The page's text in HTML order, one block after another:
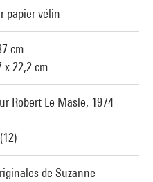
papier vélin
cm
x 22,2 cm
Robert Le Masle, 1974
de Suzanne